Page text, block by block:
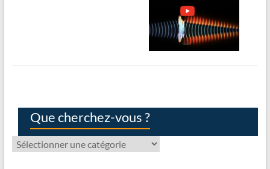
Que cherchez-vous ?
Que
cherchez-